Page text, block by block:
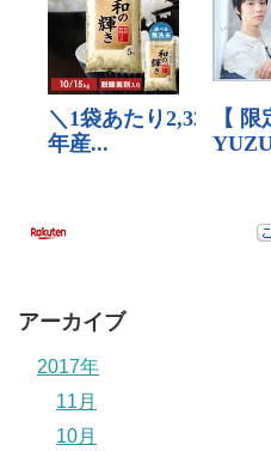
アーカイブ
2017年
11月
10月